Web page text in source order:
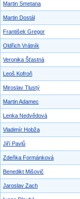
Martin Smetana
Martin Dostál
František Gregor
Oldřich Vrátník
Veronika Šťastná
Leoš Kofroň
Miroslav Tlustý
Martin Adamec
Lenka Nedvědová
Vladimír Hobža
Jiří Pavlů
Zdeňka Formánková
Benedikt Mišovič
Jaroslav Zach